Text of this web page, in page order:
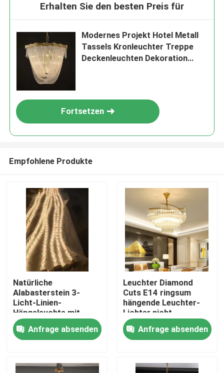
Zu Hause
Produkte
Erhalten Sie den besten Preis für
Modernes Projekt Hotel Metall
Tassels Kronleuchter Treppe
Deckenleuchten Dekoration
Fortsetzen
Empfohlene Produkte
Natürliche
Alabasterstein 3-
Licht-Linien-
Hängeleuchte mit
Antike Messing Finish
für Esstisch
Anfrage absenden
Leuchter Diamond
Cuts E14 ringsum
hängende Leuchter-
Lichter nicht
rostendes 100lm/W
Anfrage absenden